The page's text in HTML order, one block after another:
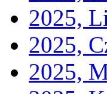
2025,
2025,
2025,